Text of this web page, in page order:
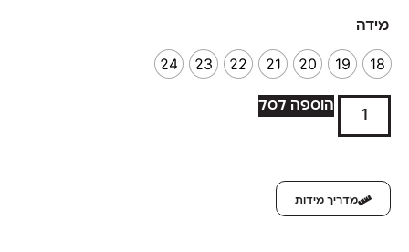
מידה
18
19
20
21
22
23
24
הוספה לסל
מדריך מידות